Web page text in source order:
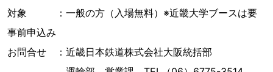
対象 ：一般の方（入場無料）※近畿大学ブースは要
事前申込み
お問合せ ：近畿日本鉄道株式会社大阪統括部